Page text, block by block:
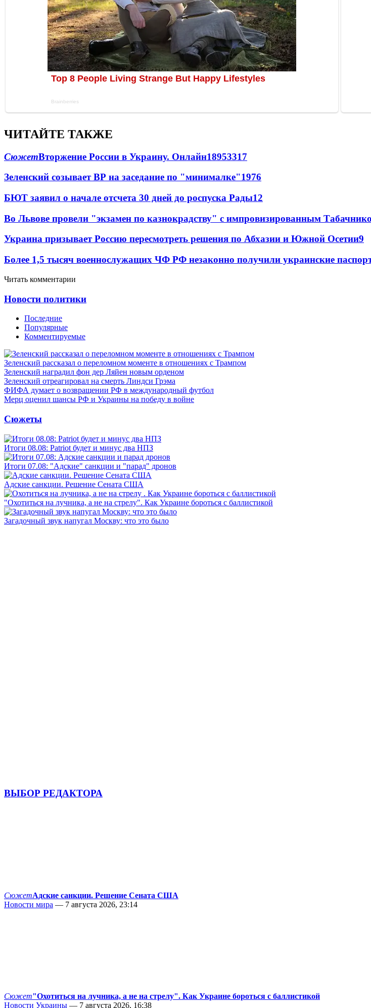
ЧИТАЙТЕ ТАКЖЕ
СюжетВторжение России в Украину. Онлайн18953317
Зеленский созывает ВР на заседание по "минималке"1976
БЮТ заявил о начале отсчета 30 дней до роспуска Рады12
Во Львове провели "экзамен по казнокрадству" с импровизированным
Украина призывает Россию пересмотреть решения по Абхазии и Южной Осетии9
Более 1,5 тысяч военнослужащих ЧФ РФ незаконно получили украинские
Читать комментарии
Новости политики
Последние
Популярные
Комментируемые
Зеленский рассказал о переломном моменте в отношениях с Трампом
Зеленский наградил фон дер Ляйен новым орденом
Зеленский отреагировал на смерть Линдси Грэма
ФИФА думает о возвращении РФ в международный футбол
Мерц оценил шансы РФ и Украины на победу в войне
Сюжеты
Итоги 08.08: Patriot будет и минус два НПЗ
Итоги 07.08: "Адские" санкции и "парад" дронов
Адские санкции. Решение Сената США
"Охотиться на лучника, а не на стрелу". Как Украине бороться с баллистикой
Загадочный звук напугал Москву: что это было
ВЫБОР РЕДАКТОРА
СюжетАдские санкции. Решение Сената США
Новости мира — 7 августа 2026, 23:14
Сюжет"Охотиться на лучника, а не на стрелу". Как Украине бороться с баллистикой
Новости Украины — 7 августа 2026, 16:38